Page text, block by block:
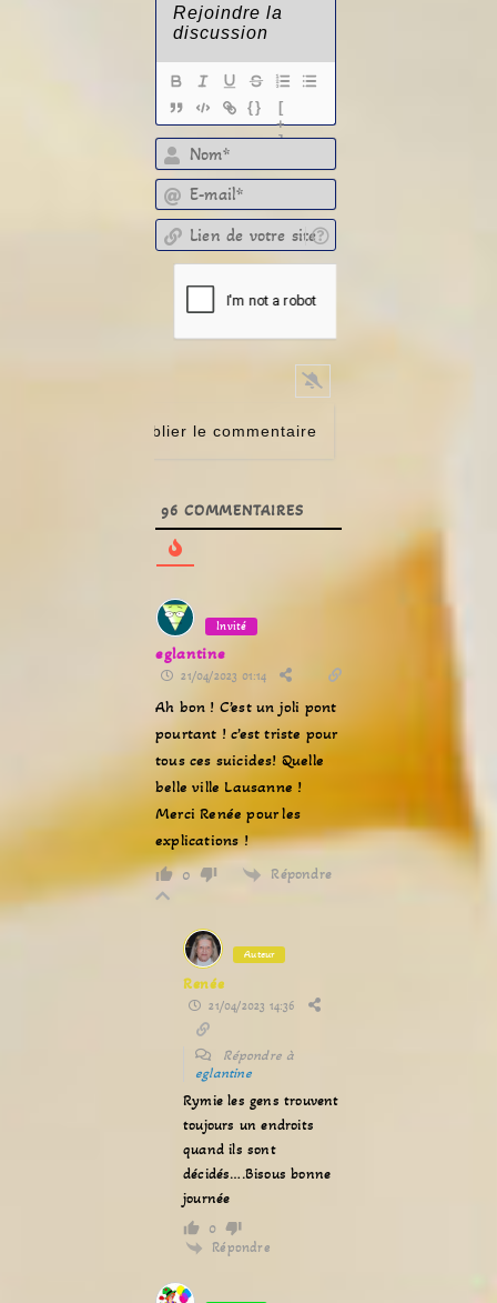
{}
[
+
]
96 COMMENTAIRES
Invité
eglantine
21/04/2023 01:14
Ah bon ! C’est un joli pont
pourtant ! c’est triste pour
tous ces suicides! Quelle
belle ville Lausanne !
Merci Renée pour les
explications !
0 Répondre
Auteur
Renée
21/04/2023 14:36
Répondre à
eglantine
Rymie les gens trouvent
toujours un endroits
quand ils sont
décidés….Bisous bonne
journée
0
Répondre